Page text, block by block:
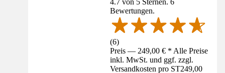
Bewertungen.
(6)
Preis — 249,00 € * Alle Preise
inkl. MwSt. und ggf. zzgl.
Versandkosten pro ST249,00